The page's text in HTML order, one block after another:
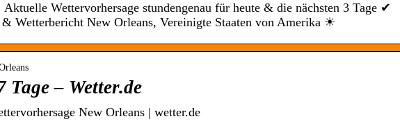
Wettervorhersage stundengenau für heute & die nächsten 3 Tage ✔
& Wetterbericht New Orleans, Vereinigte Staaten von Amerika ☀
Tage – Wetter.de
New Orleans | wetter.de